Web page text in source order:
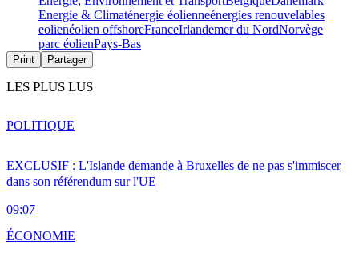
Energie & Climaténergie éolienneénergies renouvelables
eolienéolien offshoreFranceIrlandemer du NordNorvège
parc éolienPays-Bas
Print Partager
LES PLUS LUS
EXCLUSIF : L'Islande demande à Bruxelles de ne pas s'immiscer
dans son référendum sur l'UE
09:07
POLITIQUE
ÉCONOMIE